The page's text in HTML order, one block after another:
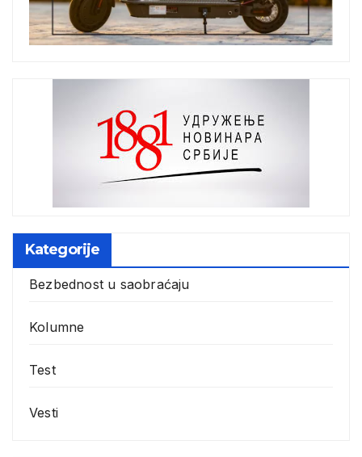
Kategorije
Bezbednost u saobraćaju
Kolumne
Test
Vesti